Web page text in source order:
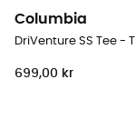
Columbia
699,00 kr